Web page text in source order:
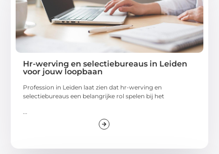
Hr-werving en selectiebureaus in Leiden
voor jouw loopbaan
Profession in Leiden laat zien dat hr-werving en
selectiebureaus een belangrijke rol spelen bij het
...